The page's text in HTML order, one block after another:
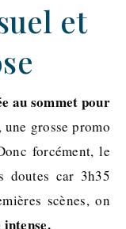
et
au sommet pour
grosse promo
forcément, le
doutes car 3h35
scènes, on
intense.